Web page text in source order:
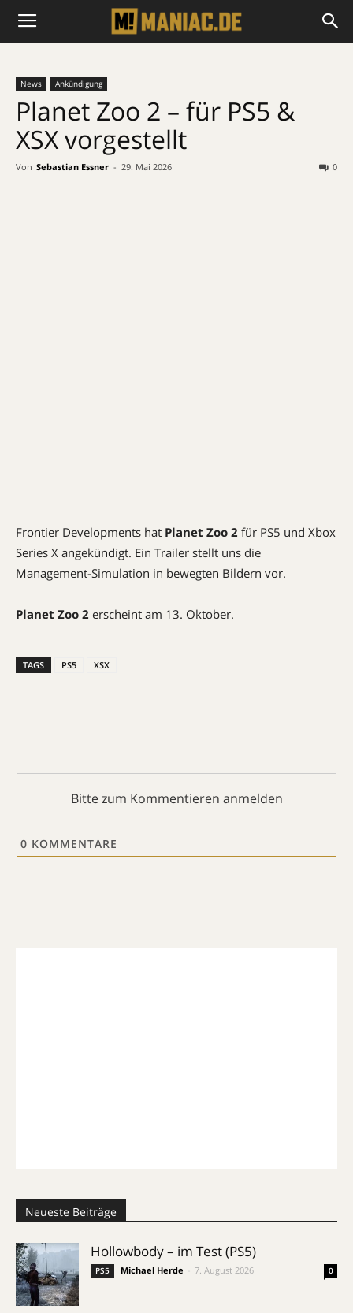
News Ankündigung
Planet Zoo 2 – für PS5 &
XSX vorgestellt
Von Sebastian Essner - 29. Mai 2026 0
Frontier Developments hat Planet Zoo 2 für PS5 und Xbox
Series X angekündigt. Ein Trailer stellt uns die
Management-Simulation in bewegten Bildern vor.
Planet Zoo 2 erscheint am 13. Oktober.
TAGS PS5 XSX
Bitte zum Kommentieren anmelden
0 KOMMENTARE
Neueste Beiträge
Hollowbody – im Test (PS5)
PS5 Michael Herde 7. August 2026 0